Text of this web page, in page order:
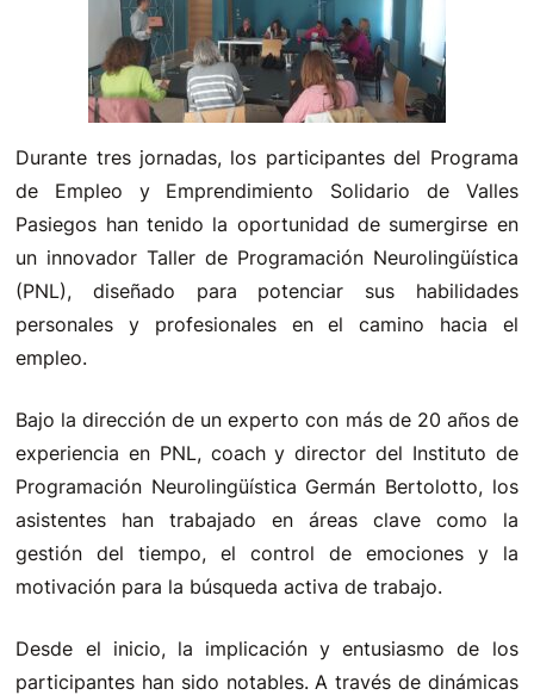
Durante tres jornadas, los participantes del Programa
de Empleo y Emprendimiento Solidario de Valles
Pasiegos han tenido la oportunidad de sumergirse en
un innovador Taller de Programación Neurolingüística
(PNL), diseñado para potenciar sus habilidades
personales y profesionales en el camino hacia el
empleo.
Bajo la dirección de un experto con más de 20 años de
experiencia en PNL, coach y director del Instituto de
Programación Neurolingüística Germán Bertolotto, los
asistentes han trabajado en áreas clave como la
gestión del tiempo, el control de emociones y la
motivación para la búsqueda activa de trabajo.
Desde el inicio, la implicación y entusiasmo de los
participantes han sido notables. A través de dinámicas